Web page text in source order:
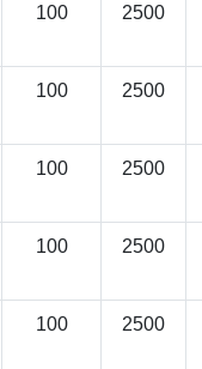
100 2500
100 2500
100 2500
100 2500
100 2500